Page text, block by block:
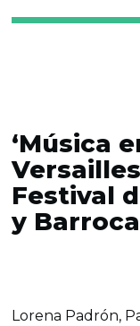
‘Música
Versailles
Festival
y Barroca
Lorena Padrón,